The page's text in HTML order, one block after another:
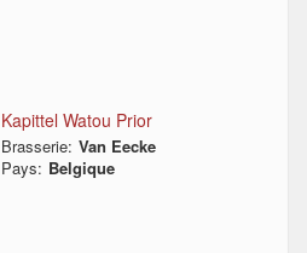
Kapittel Watou Prior
Brasserie: Van Eecke
Pays: Belgique